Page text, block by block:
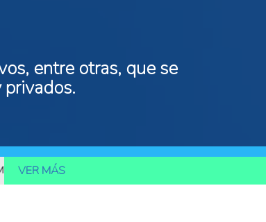
entre otras, que se
MILLONES DE PERSONAS DEBERÁN SER
VER MÁS